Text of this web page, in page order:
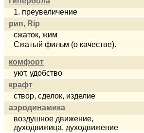
1. преувеличение
рип, Rip
сжаток, жим
Сжатый фильм (о качестве).
комфорт
уют, удобство
крафт
створ, сделок, изделие
аэродинамика
воздушное движение,
духодвижица, духодвижение